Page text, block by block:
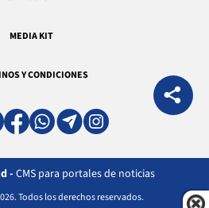
MEDIA KIT
Y CONDICIONES
-CMS para portales de noticias
Todos los derechos reservados.